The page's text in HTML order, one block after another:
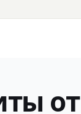
от